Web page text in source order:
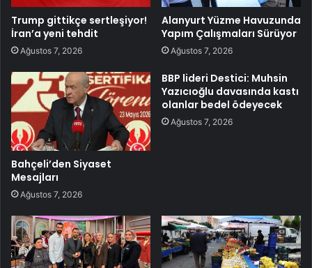
Trump gittikçe sertleşiyor!
İran’a yeni tehdit
Ağustos 7, 2026
Alanyurt Yüzme Havuzunda
Yapım Çalışmaları Sürüyor
Ağustos 7, 2026
Bahçeli’den Siyaset
Mesajları
Ağustos 7, 2026
BBP lideri Destici: Muhsin
Yazıcıoğlu davasında kastı
olanlar bedel ödeyecek
Ağustos 7, 2026